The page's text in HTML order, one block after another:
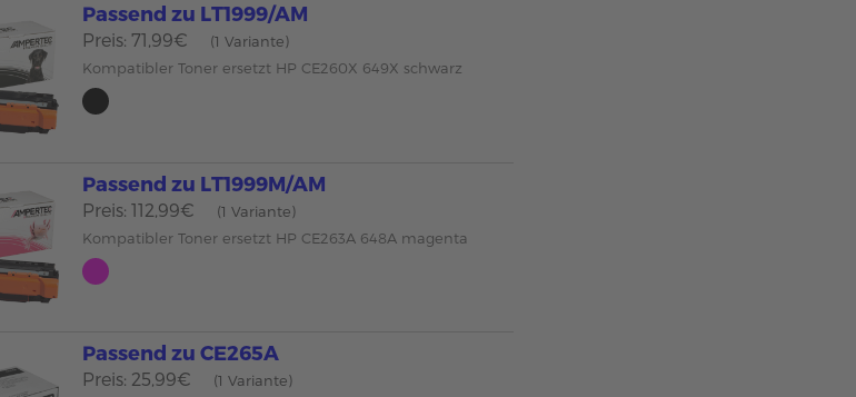
Passend zu LT1999/AM
Preis: 71,99€
(1 Variante)
Kompatibler Toner ersetzt HP CE260X 649X schwarz
Passend zu LT1999M/AM
Preis: 112,99€
(1 Variante)
Kompatibler Toner ersetzt HP CE263A 648A magenta
Passend zu CE265A
Preis: 25,99€
(1 Variante)